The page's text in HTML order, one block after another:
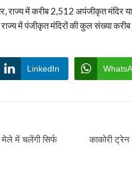
राज्य में करीब 2,512 अपंजीकृत
राज्य में पंजीकृत मंदिरों की कुल संख्या
LinkedIn
मेले में चलेंगी सिर्फ
काकोरी